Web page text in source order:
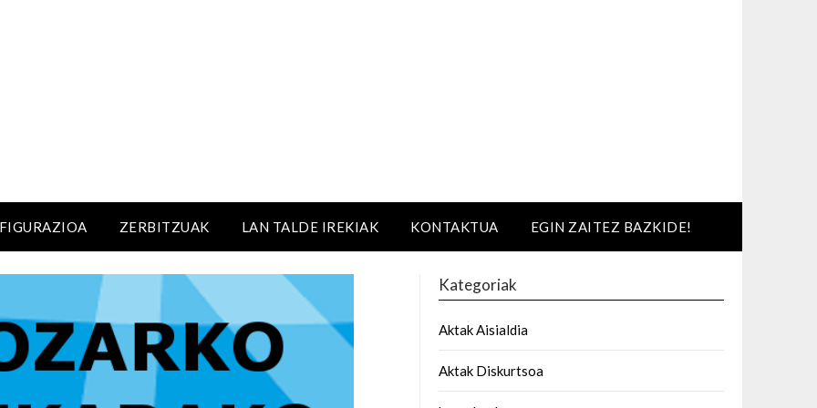
ZERBITZUAK LAN TALDE IREKIAK KONTAKTUA EGIN ZAITEZ BAZKIDE!
Kategoriak
Aktak Aisialdia
Aktak Diskurtsoa